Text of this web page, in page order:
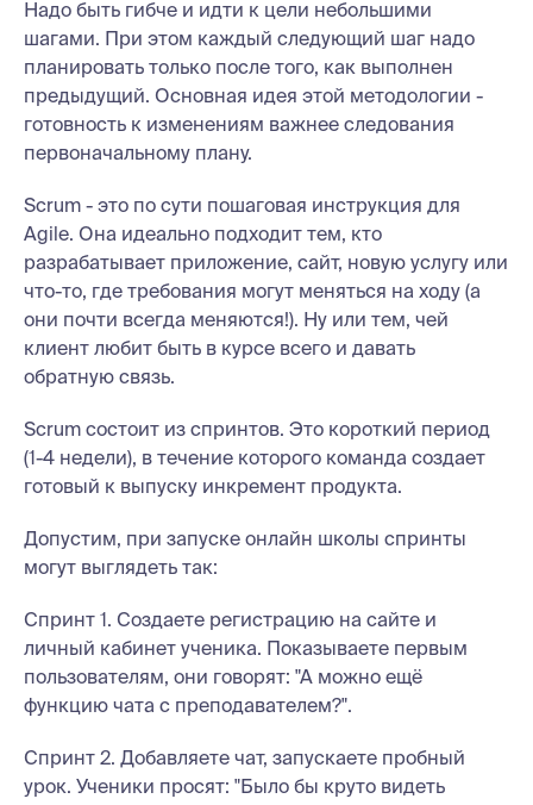
Надо быть гибче и идти к цели небольшими
шагами. При этом каждый следующий шаг надо
планировать только после того, как выполнен
предыдущий. Основная идея этой методологии -
готовность к изменениям важнее следования
первоначальному плану.
Scrum - это по сути пошаговая инструкция для
Agile. Она идеально подходит тем, кто
разрабатывает приложение, сайт, новую услугу или
что-то, где требования могут меняться на ходу (а
они почти всегда меняются!). Ну или тем, чей
клиент любит быть в курсе всего и давать
обратную связь.
Scrum состоит из спринтов. Это короткий период
(1-4 недели), в течение которого команда создает
готовый к выпуску инкремент продукта.
Допустим, при запуске онлайн школы спринты
могут выглядеть так:
Спринт 1. Создаете регистрацию на сайте и
личный кабинет ученика. Показываете первым
пользователям, они говорят: "А можно ещё
функцию чата с преподавателем?".
Спринт 2. Добавляете чат, запускаете пробный
урок. Ученики просят: "Было бы круто видеть